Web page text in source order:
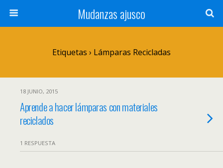
Mudanzas ajusco
Etiquetas › Lámparas Recicladas
18 JUNIO, 2015
Aprende a hacer lámparas con materiales
reciclados
1 RESPUESTA